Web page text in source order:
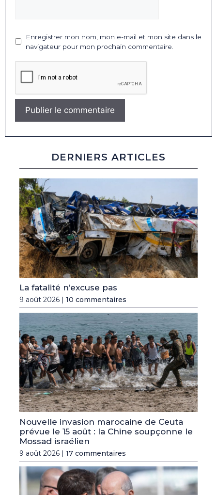
Enregistrer mon nom, mon e-mail et mon site dans le
navigateur pour mon prochain commentaire.
DERNIERS ARTICLES
La fatalité n’excuse pas
9 août 2026 | 10 commentaires
Nouvelle invasion marocaine de Ceuta
prévue le 15 août : la Chine soupçonne le
Mossad israélien
9 août 2026 | 17 commentaires